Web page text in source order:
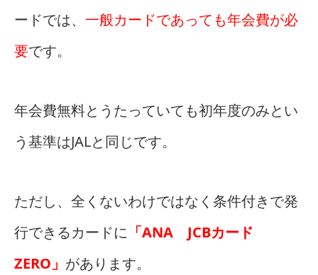
ードでは、 一般カードであっても年会費が必
要です。
年会費無料とうたっていても初年度のみとい
う基準はJALと同じです。
ただし、全くないわけではなく条件付きで発
行できるカードに 「ANA JCBカード
ZERO」 があります。